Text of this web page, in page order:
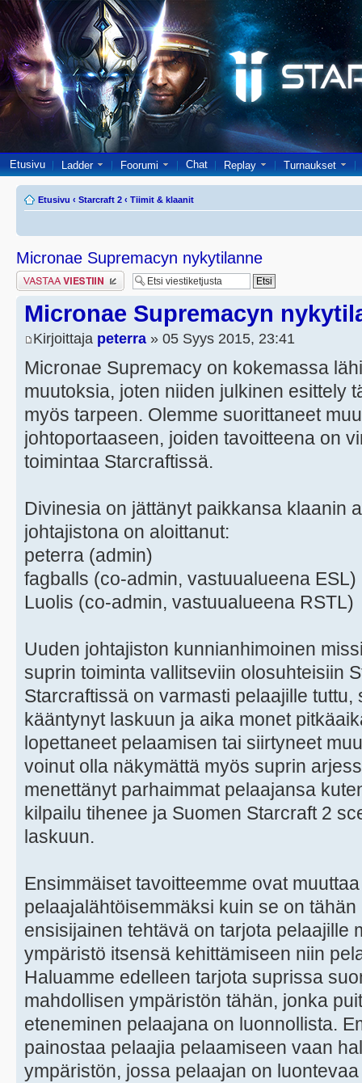
Etusivu Ladder Foorumi Chat Replay Turnaukset
Etusivu ‹ Starcraft 2 ‹ Tiimit & klaanit
Micronae Supremacyn nykytilanne
Lähetä vastaus
Micronae Supremacyn
Kirjoittaja peterra » 05 Syys 2015, 23:41
Micronae Supremacy on kokemassa
muutoksia, joten niiden julkinen esittely
myös tarpeen. Olemme suorittaneet
johtoportaaseen, joiden tavoitteena on
toimintaa Starcraftissä.
Divinesia on jättänyt paikkansa klaanin
johtajistona on aloittanut:
peterra (admin)
fagballs (co-admin, vastuualueena ESL)
Luolis (co-admin, vastuualueena RSTL)
Uuden johtajiston kunnianhimoinen
suprin toiminta vallitseviin olosuhteisiin
Starcraftissä on varmasti pelaajille tuttu,
kääntynyt laskuun ja aika monet
lopettaneet pelaamisen tai siirtyneet
voinut olla näkymättä myös suprin
menettänyt parhaimmat pelaajansa
kilpailu tihenee ja Suomen Starcraft 2
laskuun.
Ensimmäiset tavoitteemme ovat
pelaajalähtöisemmäksi kuin se on
ensisijainen tehtävä on tarjota pelaajille
ympäristö itsensä kehittämiseen niin
Haluamme edelleen tarjota suprissa
mahdollisen ympäristön tähän, jonka
eteneminen pelaajana on luonnollista.
painostaa pelaajia pelaamiseen vaan
ympäristön, jossa pelaajan on